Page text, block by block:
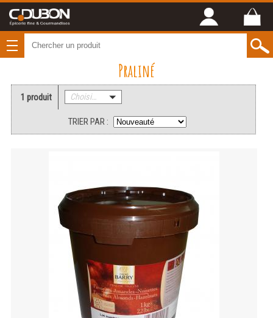
Praliné
1 produit Choisissez une catégorie
TRIER PAR :